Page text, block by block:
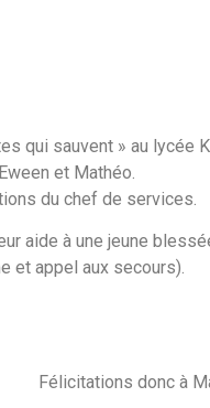
qui sauvent » au lycée
et Mathéo.
du chef de services.
aide à une jeune
et appel aux secours).
Félicitations donc à